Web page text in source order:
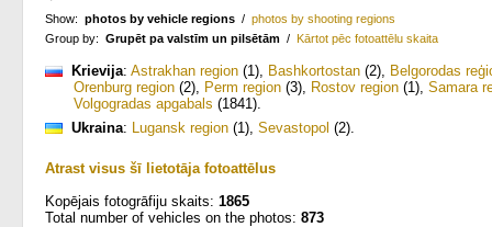
Show: photos by vehicle regions / photos by shooting regions
Group by: Grupēt pa valstīm un pilsētām / Kārtot pēc fotoattēlu skaita
Krievija: Astrakhan region (1), Bashkortostan (2), Belgorodas
Orenburg region (2), Perm region (3), Rostov region (1), Samara
Volgogradas apgabals (1841).
Ukraina: Lugansk region (1), Sevastopol (2).
Atrast visus šī lietotāja fotoattēlus
Kopējais fotogrāfiju skaits: 1865
Total number of vehicles on the photos: 873